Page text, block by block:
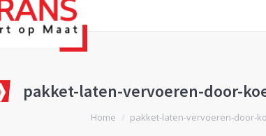
pakket-laten-vervoeren-door-
Je bent hier:
Home pakket-laten-vervoeren-door-